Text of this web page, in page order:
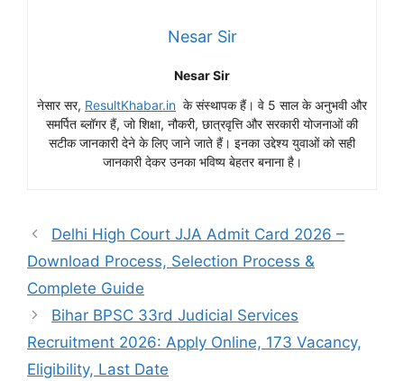
Nesar Sir
Nesar Sir
नेसार सर, ResultKhabar.in के संस्थापक हैं। वे 5 साल के अनुभवी और
समर्पित ब्लॉगर हैं, जो शिक्षा, नौकरी, छात्रवृत्ति और सरकारी योजनाओं की
सटीक जानकारी देने के लिए जाने जाते हैं। इनका उद्देश्य युवाओं को सही
जानकारी देकर उनका भविष्य बेहतर बनाना है।
Delhi High Court JJA Admit Card 2026 –
Download Process, Selection Process &
Complete Guide
Bihar BPSC 33rd Judicial Services
Recruitment 2026: Apply Online, 173 Vacancy,
Eligibility, Last Date